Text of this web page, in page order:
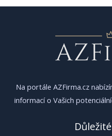
Na portále AZFirma.cz
informací o Vašich